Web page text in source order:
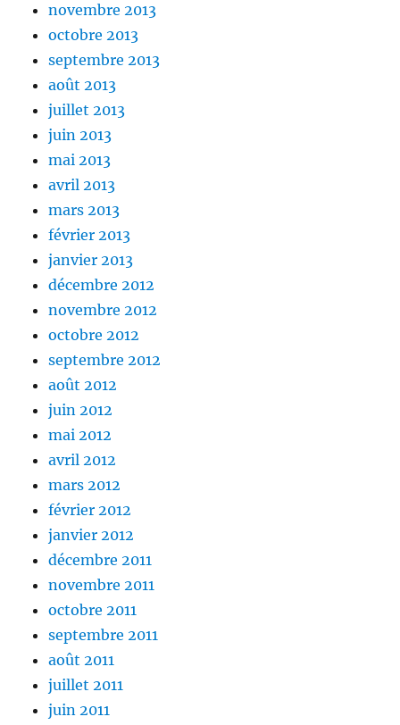
novembre 2013
octobre 2013
septembre 2013
août 2013
juillet 2013
juin 2013
mai 2013
avril 2013
mars 2013
février 2013
janvier 2013
décembre 2012
novembre 2012
octobre 2012
septembre 2012
août 2012
juin 2012
mai 2012
avril 2012
mars 2012
février 2012
janvier 2012
décembre 2011
novembre 2011
octobre 2011
septembre 2011
août 2011
juillet 2011
juin 2011